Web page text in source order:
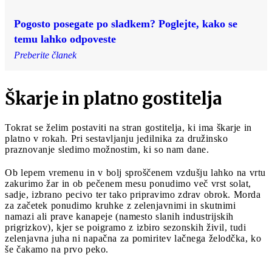
Pogosto posegate po sladkem? Poglejte, kako se
temu lahko odpoveste
Preberite članek
Škarje in platno gostitelja
Tokrat se želim postaviti na stran gostitelja, ki ima škarje in
platno v rokah. Pri sestavljanju jedilnika za družinsko
praznovanje sledimo možnostim, ki so nam dane.
Ob lepem vremenu in v bolj sproščenem vzdušju lahko na vrtu
zakurimo žar in ob pečenem mesu ponudimo več vrst solat,
sadje, izbrano pecivo ter tako pripravimo zdrav obrok. Morda
za začetek ponudimo kruhke z zelenjavnimi in skutnimi
namazi ali prave kanapeje (namesto slanih industrijskih
prigrizkov), kjer se poigramo z izbiro sezonskih živil, tudi
zelenjavna juha ni napačna za pomiritev lačnega želodčka, ko
še čakamo na prvo peko.